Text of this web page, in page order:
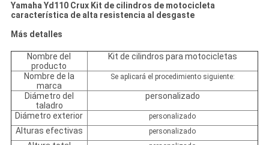
Yamaha Yd110 Crux Kit de cilindros de motocicleta
característica de alta resistencia al desgaste
Más detalles
Nombre del
producto
Kit de cilindros para motocicletas
Nombre de la
marca
Se aplicará el procedimiento siguiente:
Diámetro del
taladro
personalizado
Diámetro exterior personalizado
Alturas efectivas personalizado